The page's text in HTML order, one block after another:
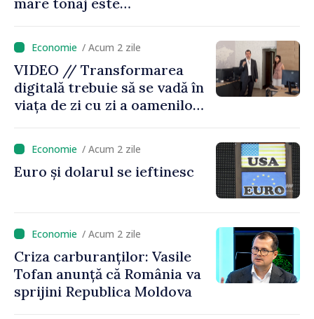
caniculă
/ Acum 2 zile
VIDEO // Transformarea
digitală trebuie să se vadă în
viața de zi cu zi a oamenilor
funcționează economia:
premierul Vasile Tofan, în
vizită la AGE
/ Acum 2 zile
Euro și dolarul se ieftinesc
/ Acum 2 zile
Criza carburanților: Vasile
Tofan anunță că România va
sprijini Republica Moldova